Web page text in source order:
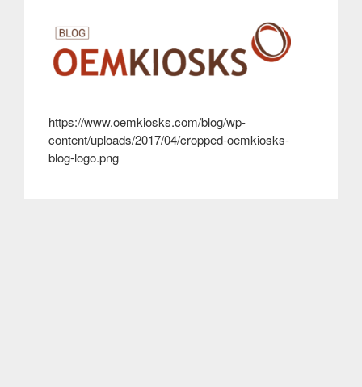
https://www.oemkiosks.com/blog/wp-
content/uploads/2017/04/cropped-oemkiosks-
blog-logo.png